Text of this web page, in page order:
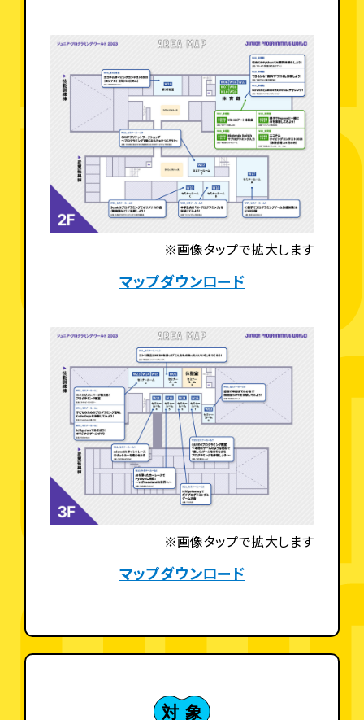
※画像タップで拡大します
マップダウンロード
※画像タップで拡大します
マップダウンロード